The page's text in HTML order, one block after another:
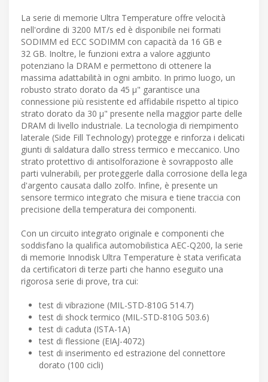
La serie di memorie Ultra Temperature offre velocità
nell'ordine di 3200 MT/s ed è disponibile nei formati
SODIMM ed ECC SODIMM con capacità da 16 GB e
32 GB. Inoltre, le funzioni extra a valore aggiunto
potenziano la DRAM e permettono di ottenere la
massima adattabilità in ogni ambito. In primo luogo, un
robusto strato dorato da 45 μ" garantisce una
connessione più resistente ed affidabile rispetto al tipico
strato dorato da 30 μ" presente nella maggior parte delle
DRAM di livello industriale. La tecnologia di riempimento
laterale (Side Fill Technology) protegge e rinforza i delicati
giunti di saldatura dallo stress termico e meccanico. Uno
strato protettivo di antisolforazione è sovrapposto alle
parti vulnerabili, per proteggerle dalla corrosione della lega
d'argento causata dallo zolfo. Infine, è presente un
sensore termico integrato che misura e tiene traccia con
precisione della temperatura dei componenti.
Con un circuito integrato originale e componenti che
soddisfano la qualifica automobilistica AEC-Q200, la serie
di memorie Innodisk Ultra Temperature è stata verificata
da certificatori di terze parti che hanno eseguito una
rigorosa serie di prove, tra cui:
test di vibrazione (MIL-STD-810G 514.7)
test di shock termico (MIL-STD-810G 503.6)
test di caduta (ISTA-1A)
test di flessione (EIAJ-4072)
test di inserimento ed estrazione del connettore
dorato (100 cicli)